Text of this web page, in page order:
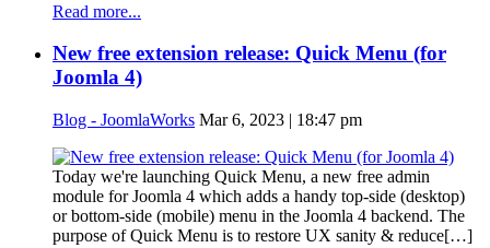
Read more...
New free extension release: Quick Menu (for
Joomla 4)
Blog - JoomlaWorks Mar 6, 2023 | 18:47 pm
Today we're launching Quick Menu, a new free admin
module for Joomla 4 which adds a handy top-side (desktop)
or bottom-side (mobile) menu in the Joomla 4 backend. The
purpose of Quick Menu is to restore UX sanity & reduce[…]